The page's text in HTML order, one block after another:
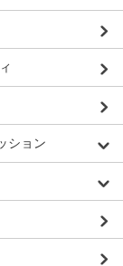
ション